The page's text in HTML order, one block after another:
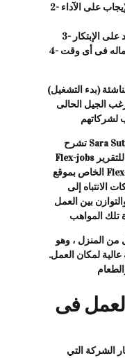
2- ساعات العمل اليومية: مما ينعكس بالإيجاب على الآداء
الإبتكار
4- العمل عن بعد: يتتبع للموظف انجاز أعماله فى أى وقت
(بدء التشغيل)
الجيل الحالى
لشركاتهم
تشرح Sara Sutton المؤسس والمدير التنفيذى لعلامة
Flex-jobs هذه النقطة تحديدا في البيان الصحفى للتقرير
الخاص بموقع Flex-jobs، حيت ”مع وجود جيل الألفية في
الانتباه إلى
بين العمل
من المنزل ، وهو
لمكان العمل.
فى
الشركة التي